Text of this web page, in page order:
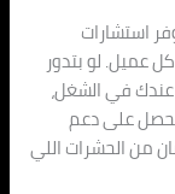
استشارات
عميل. لو بتدور
في الشغل،
على 01080892037 عشان تحصل على دعم
من الحشرات اللي